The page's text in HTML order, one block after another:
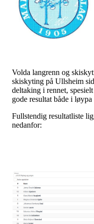
Volda langrenn og
skiskyting på Ullsheim
deltaking i rennet,
gode resultat både i løypa
Fullstendig resultatliste
nedanfor: